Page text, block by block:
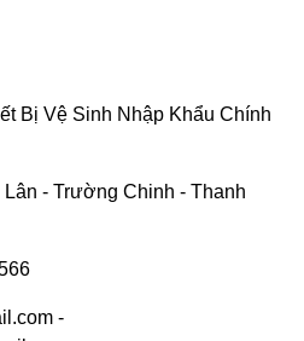
Bị Vệ Sinh Nhập Khẩu Chính
- Trường Chinh - Thanh
-